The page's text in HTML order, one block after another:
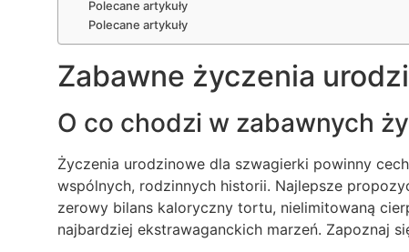
Polecane artykuły
Polecane artykuły
Zabawne życzenia
O co chodzi w zabawnych
Życzenia urodzinowe dla szwagierki powinny
wspólnych, rodzinnych historii. Najlepsze
zerowy bilans kaloryczny tortu, nielimitowaną
najbardziej ekstrawaganckich marzeń. Zapoznaj